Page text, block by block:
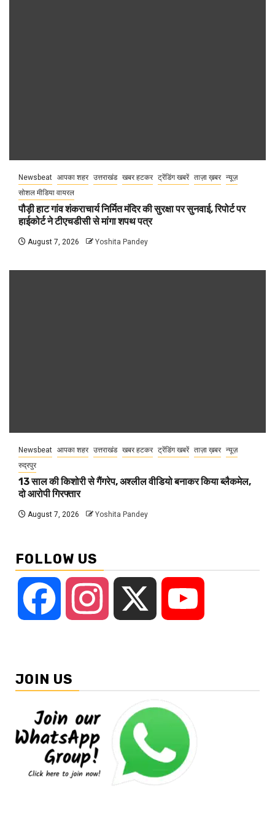
Newsbeat आपका शहर उत्तराखंड खबर हटकर ट्रेंडिंग खबरें ताज़ा ख़बर न्यूज़
सोशल मीडिया वायरल
पौड़ी हाट गांव शंकराचार्य निर्मित मंदिर की सुरक्षा पर सुनवाई, रिपोर्ट पर
हाईकोर्ट ने टीएचडीसी से मांगा शपथ पत्र
August 7, 2026 Yoshita Pandey
Newsbeat आपका शहर उत्तराखंड खबर हटकर ट्रेंडिंग खबरें ताज़ा ख़बर न्यूज़
रुद्रपुर
13 साल की किशोरी से गैंगरेप, अश्लील वीडियो बनाकर किया ब्लैकमेल,
दो आरोपी गिरफ्तार
August 7, 2026 Yoshita Pandey
FOLLOW US
Facebook Instagram
JOIN US